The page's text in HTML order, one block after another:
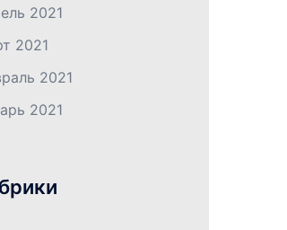
2021
2021
2021
2021